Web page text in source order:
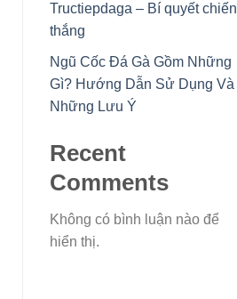
Tructiepdaga – Bí quyết chiến
thắng
Ngũ Cốc Đá Gà Gồm Những
Gì? Hướng Dẫn Sử Dụng Và
Những Lưu Ý
Recent
Comments
Không có bình luận nào để
hiển thị.